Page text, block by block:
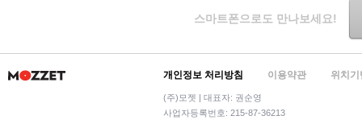
스마트폰으로도 만나보세요!
개인정보 처리방침 이용약관 위치
(주)모젯 | 대표자: 권순영
사업자등록번호: 215-87-36213